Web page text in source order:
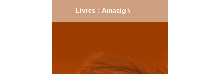
Livres : Amazigh